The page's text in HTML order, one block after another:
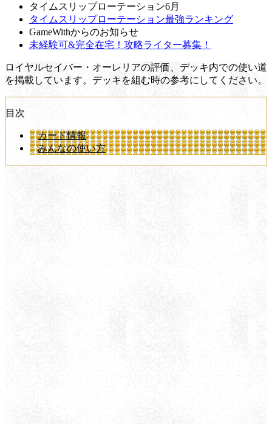
タイムスリップローテーション6月
タイムスリップローテーション最強ランキング
GameWithからのお知らせ
未経験可&完全在宅！攻略ライター募集！
ロイヤルセイバー・オーレリアの評価、デッキ内での使い道
を掲載しています。デッキを組む時の参考にしてください。
目次
カード情報
みんなの使い方